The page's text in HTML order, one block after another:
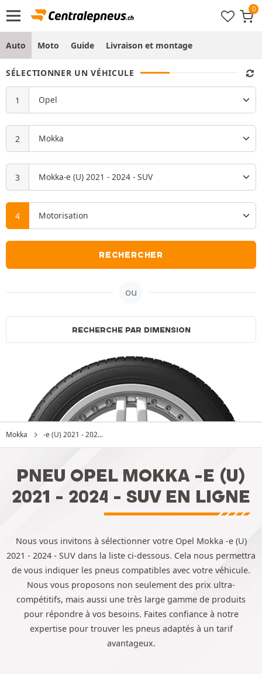
Auto Moto Guide Livraison et montage
SÉLECTIONNER UN VÉHICULE
RECHERCHER
ou
RECHERCHE PAR DIMENSION
Mokka -e (U) 2021 - 202...
PNEU OPEL MOKKA -E (U)
2021 - 2024 - SUV EN LIGNE
Nous vous invitons à sélectionner votre Opel Mokka -e (U)
2021 - 2024 - SUV dans la liste ci-dessous. Cela nous permettra
de vous indiquer les pneus compatibles avec votre véhicule.
Nous vous proposons non seulement des prix ultra-
compétitifs, mais aussi une très large gamme de produits
pour répondre à vos besoins. Faites confiance à notre
expertise pour trouver les pneus adaptés à un tarif
avantageux.